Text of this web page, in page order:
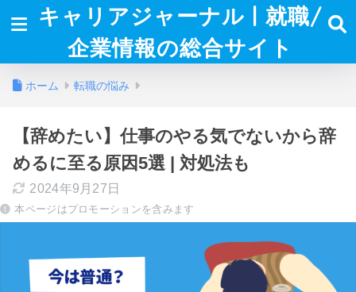
キャリアジャーナル | 就職/
企業情報の総合サイト
ホーム 転職の悩み
【辞めたい】仕事のやる気でないから辞
めるに至る原因5選 | 対処法も
2024年9月27日
本ページはプロモーションを含みます